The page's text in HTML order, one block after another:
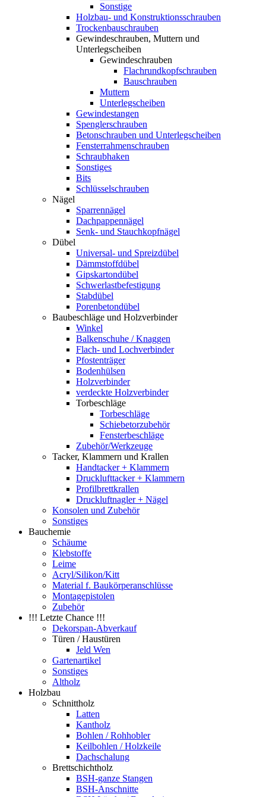
Sonstige
Holzbau- und Konstruktionsschrauben
Trockenbauschrauben
Gewindeschrauben, Muttern und
Unterlegscheiben
Gewindeschrauben
Flachrundkopfschrauben
Bauschrauben
Muttern
Unterlegscheiben
Gewindestangen
Spenglerschrauben
Betonschrauben und Unterlegscheiben
Fensterrahmenschrauben
Schraubhaken
Sonstiges
Bits
Schlüsselschrauben
Nägel
Sparrennägel
Dachpappennägel
Senk- und Stauchkopfnägel
Dübel
Universal- und Spreizdübel
Dämmstoffdübel
Gipskartondübel
Schwerlastbefestigung
Stabdübel
Porenbetondübel
Baubeschläge und Holzverbinder
Winkel
Balkenschuhe / Knaggen
Flach- und Lochverbinder
Pfostenträger
Bodenhülsen
Holzverbinder
verdeckte Holzverbinder
Torbeschläge
Torbeschläge
Schiebetorzubehör
Fensterbeschläge
Zubehör/Werkzeuge
Tacker, Klammern und Krallen
Handtacker + Klammern
Drucklufttacker + Klammern
Profilbrettkrallen
Druckluftnagler + Nägel
Konsolen und Zubehör
Sonstiges
Bauchemie
Schäume
Klebstoffe
Leime
Acryl/Silikon/Kitt
Material f. Baukörperanschlüsse
Montagepistolen
Zubehör
!!! Letzte Chance !!!
Dekorspan-Abverkauf
Türen / Haustüren
Jeld Wen
Gartenartikel
Sonstiges
Altholz
Holzbau
Schnittholz
Latten
Kantholz
Bohlen / Rohhobler
Keilbohlen / Holzkeile
Dachschalung
Brettschichtholz
BSH-ganze Stangen
BSH-Anschnitte